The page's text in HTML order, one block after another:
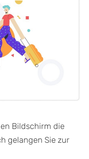
Bildschirm die
gelangen Sie zur